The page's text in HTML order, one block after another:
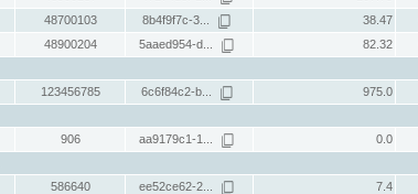
48700103 8b4f9f7c-3... 38.47
48900204 5aaed954-d... 82.32
123456785 6c6f84c2-b... 975.0
906 aa9179c1-1... 0.0
586640 ee52ce62-2... 7.4